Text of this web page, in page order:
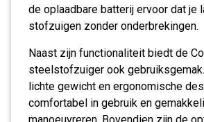
de oplaadbare batterij ervoor dat je
stofzuigen zonder onderbrekingen.
Naast zijn functionaliteit biedt de
steelstofzuiger ook
lichte gewicht en ergonomische
comfortabel in gebruik en